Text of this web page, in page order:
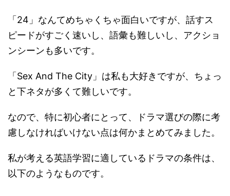
「24」なんてめちゃくちゃ面白いですが、話すス
ピードがすごく速いし、語彙も難しいし、アクショ
ンシーンも多いです。
「Sex And The City」は私も大好きですが、ちょっ
と下ネタが多くて難しいです。
なので、特に初心者にとって、ドラマ選びの際に考
慮しなければいけない点は何かまとめてみました。
私が考える英語学習に適しているドラマの条件は、
以下のようなものです。